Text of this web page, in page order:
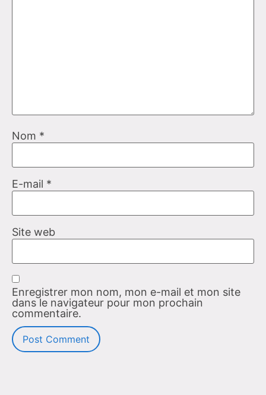
Nom *
E-mail *
Site web
Enregistrer mon nom, mon e-mail et mon site
dans le navigateur pour mon prochain
commentaire.